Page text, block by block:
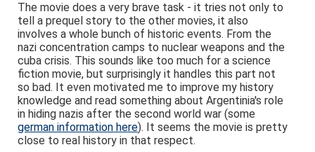
The movie does a very brave task - it tries not only to
tell a prequel story to the other movies, it also
involves a whole bunch of historic events. From the
nazi concentration camps to nuclear weapons and the
cuba crisis. This sounds like too much for a science
fiction movie, but surprisingly it handles this part not
so bad. It even motivated me to improve my history
knowledge and read something about Argentinia's role
in hiding nazis after the second world war (some
german information here). It seems the movie is pretty
close to real history in that respect.